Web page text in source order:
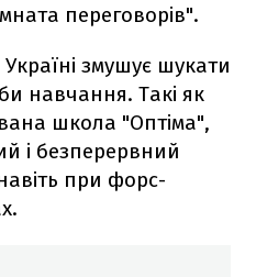
переговорів".
змушує шукати
навчання. Такі як
школа "Оптіма",
і безперервний
при форс-